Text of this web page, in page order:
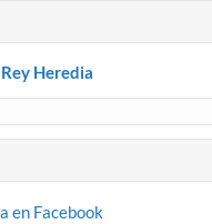
Heredia
en Facebook